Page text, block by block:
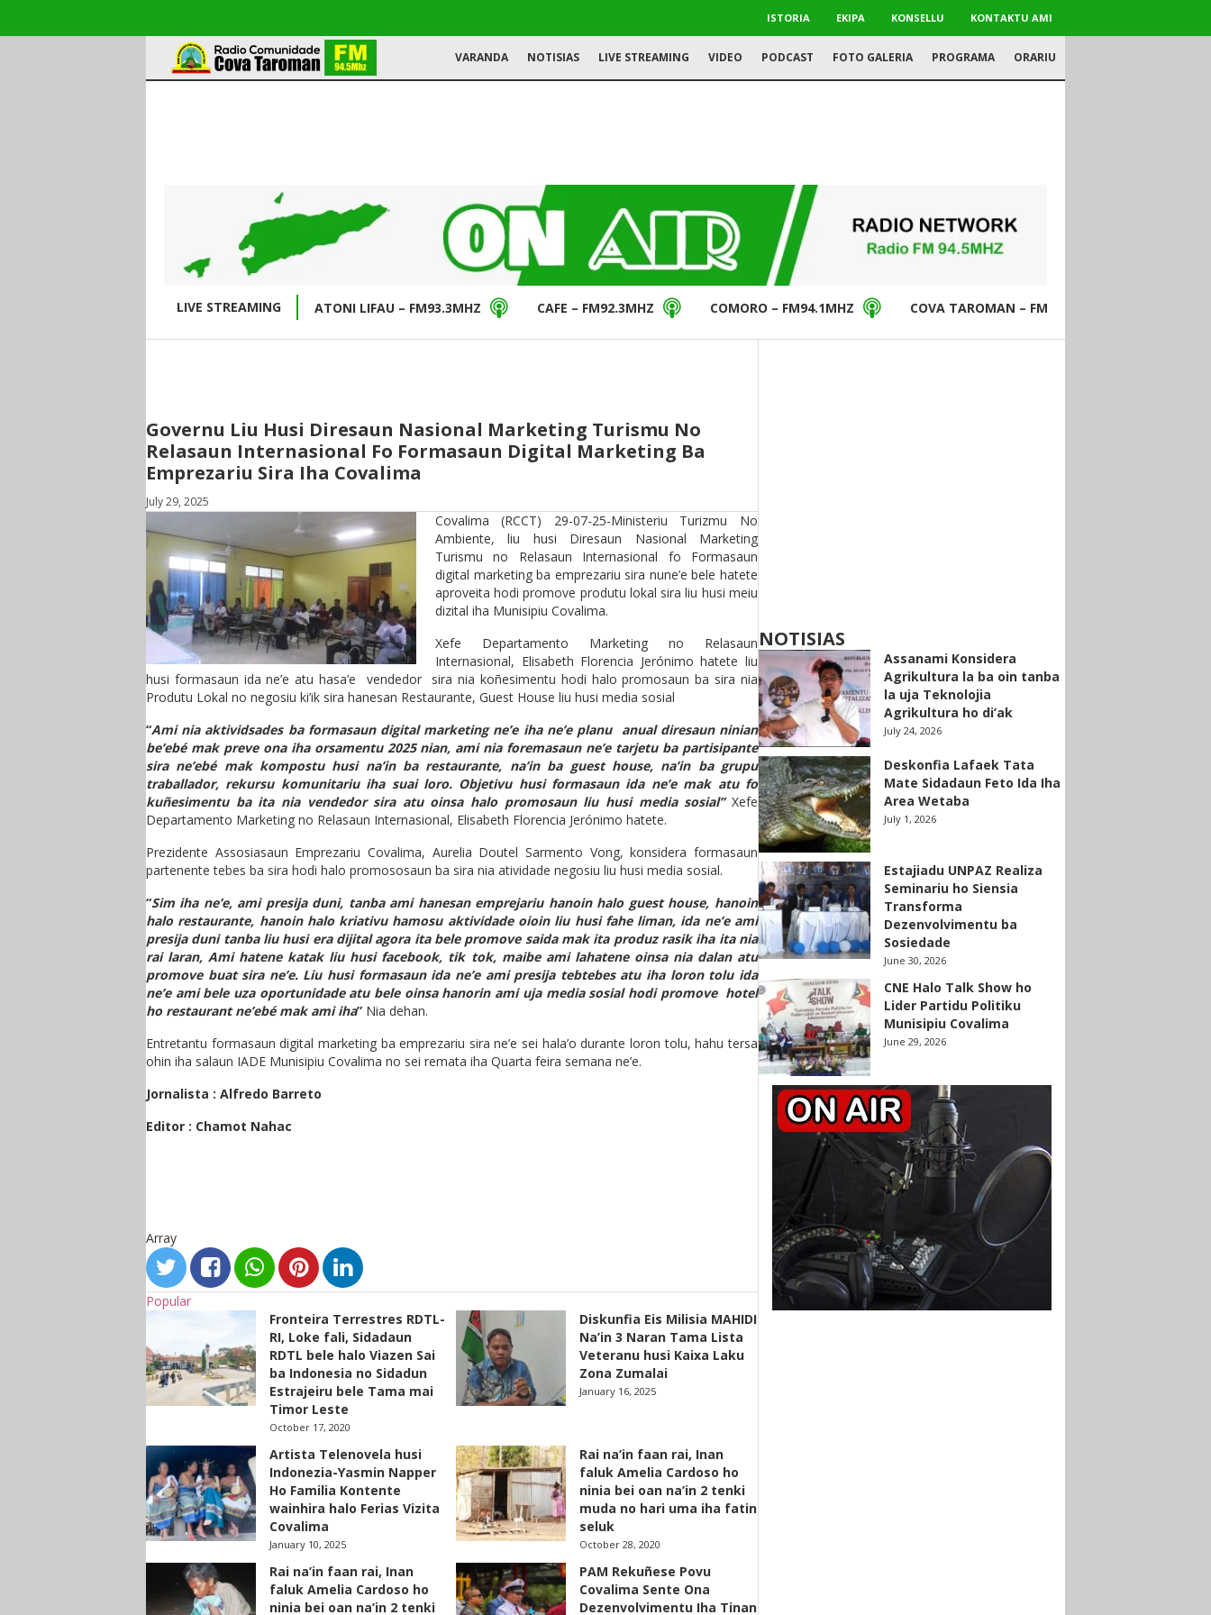
ISTORIA EKIPA KONSELLU KONTAKTU AMI
VARANDA NOTISIAS LIVE STREAMING VIDEO PODCAST FOTO GALERIA PROGRAMA ORARIU
LIVE STREAMING ATONI LIFAU – FM93.3MHZ CAFE – FM92.3MHZ COMORO – FM94.1MHZ COVA TAROMAN – FM94.5MHZ
Governu Liu Husi Diresaun Nasional Marketing Turismu No
Relasaun Internasional Fo Formasaun Digital Marketing Ba
Emprezariu Sira Iha Covalima
July 29, 2025
Covalima (RCCT) 29-07-25-Ministeriu Turizmu No
Ambiente, liu husi Diresaun Nasional Marketing
Turismu no Relasaun Internasional fo Formasaun
digital marketing ba emprezariu sira nune’e bele hatete
aproveita hodi promove produtu lokal sira liu husi meiu
dizital iha Munisipiu Covalima.
Xefe Departamento Marketing no Relasaun
Internasional, Elisabeth Florencia Jerónimo hatete liu
husi formasaun ida ne’e atu hasa’e vendedor sira nia koñesimentu hodi halo promosaun ba sira nia
Produtu Lokal no negosiu ki’ik sira hanesan Restaurante, Guest House liu husi media sosial
“Ami nia aktividsades ba formasaun digital marketing ne’e iha ne’e planu anual diresaun ninian
be’ebé mak preve ona iha orsamentu 2025 nian, ami nia foremasaun ne’e tarjetu ba partisipante
sira ne’ebé mak kompostu husi na’in ba restaurante, na’in ba guest house, na’in ba grupu
traballador, rekursu komunitariu iha suai loro. Objetivu husi formasaun ida ne’e mak atu fo
kuñesimentu ba ita nia vendedor sira atu oinsa halo promosaun liu husi media sosial”Xefe
Departamento Marketing no Relasaun Internasional, Elisabeth Florencia Jerónimo hatete.
Prezidente Assosiasaun Emprezariu Covalima, Aurelia Doutel Sarmento Vong, konsidera formasaun
partenente tebes ba sira hodi halo promososaun ba sira nia atividade negosiu liu husi media sosial.
“Sim iha ne’e, ami presija duni, tanba ami hanesan emprejariu hanoin halo guest house, hanoin
halo restaurante, hanoin halo kriativu hamosu aktividade oioin liu husi fahe liman, ida ne’e ami
presija duni tanba liu husi era dijital agora ita bele promove saida mak ita produz rasik iha ita nia
rai laran, Ami hatene katak liu husi facebook, tik tok, maibe ami lahatene oinsa nia dalan atu
promove buat sira ne’e. Liu husi formasaun ida ne’e ami presija tebtebes atu iha loron tolu ida
ne’e ami bele uza oportunidade atu bele oinsa hanorin ami uja media sosial hodi promove hotel
ho restaurant ne’ebé mak ami iha” Nia dehan.
Entretantu formasaun digital marketing ba emprezariu sira ne’e sei hala’o durante loron tolu, hahu tersa
ohin iha salaun IADE Munisipiu Covalima no sei remata iha Quarta feira semana ne’e.
Jornalista : Alfredo Barreto
Editor : Chamot Nahac
Array
Popular
Fronteira Terrestres RDTL-
RI, Loke fali, Sidadaun
RDTL bele halo Viazen Sai
ba Indonesia no Sidadun
Estrajeiru bele Tama mai
Timor Leste
October 17, 2020
Diskunfia Eis Milisia MAHIDI
Na’in 3 Naran Tama Lista
Veteranu husi Kaixa Laku
Zona Zumalai
January 16, 2025
Artista Telenovela husi
Indonezia-Yasmin Napper
Ho Familia Kontente
wainhira halo Ferias Vizita
Covalima
January 10, 2025
Rai na’in faan rai, Inan
faluk Amelia Cardoso ho
ninia bei oan na’in 2 tenki
muda no hari uma iha fatin
seluk
October 28, 2020
Rai na’in faan rai, Inan
faluk Amelia Cardoso ho
ninia bei oan na’in 2 tenki
PAM Rekuñese Povu
Covalima Sente Ona
Dezenvolvimentu Iha Tinan
NOTISIAS
Assanami Konsidera
Agrikultura la ba oin tanba
la uja Teknolojia
Agrikultura ho di’ak
July 24, 2026
Deskonfia Lafaek Tata
Mate Sidadaun Feto Ida Iha
Area Wetaba
July 1, 2026
Estajiadu UNPAZ Realiza
Seminariu ho Siensia
Transforma
Dezenvolvimentu ba
Sosiedade
June 30, 2026
CNE Halo Talk Show ho
Lider Partidu Politiku
Munisipiu Covalima
June 29, 2026